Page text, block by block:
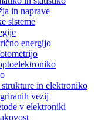
in naprave
sisteme
energijo
in elektroniko
vezij
v elektroniki